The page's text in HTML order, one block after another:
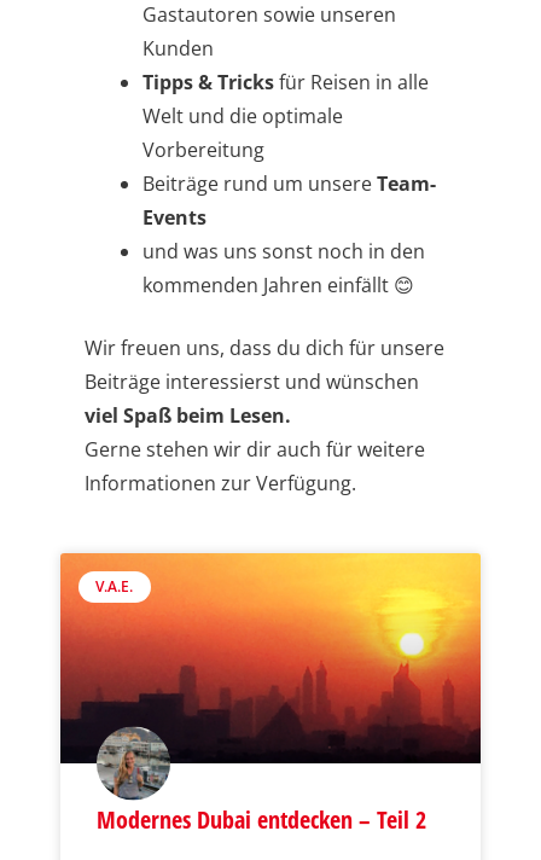
Gastautoren sowie unseren
Kunden
Tipps & Tricksfür Reisen in alle
Welt und die optimale
Vorbereitung
Beiträge rund um unsereTeam-
Events
und was uns sonst noch in den
kommenden Jahren einfällt 😊
Wir freuen uns, dass du dich für unsere
Beiträge interessierst und wünschen
viel Spaß beim Lesen.
Gerne stehen wir dir auch für weitere
Informationen zur Verfügung.
V.A.E.
Modernes Dubai entdecken – Teil 2